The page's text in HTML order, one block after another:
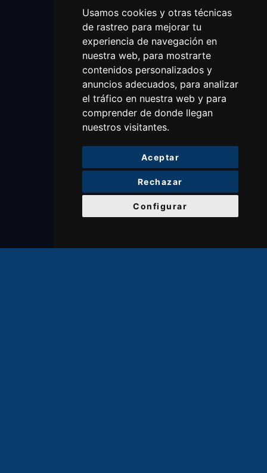
Usamos cookies y otras técnicas
de rastreo para mejorar tu
experiencia de navegación en
nuestra web, para mostrarte
contenidos personalizados y
anuncios adecuados, para analizar
el tráfico en nuestra web y para
comprender de donde llegan
nuestros visitantes.
Aceptar
Rechazar
Configurar